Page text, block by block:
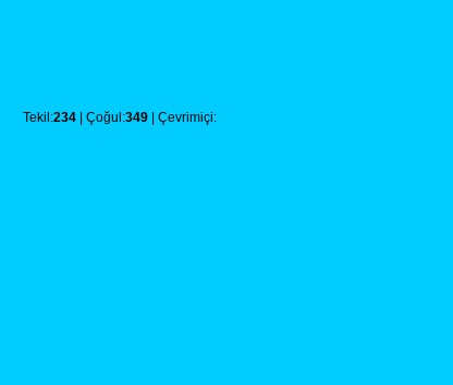
Tekil:234 | Çoğul:349 | Çevrimiçi: